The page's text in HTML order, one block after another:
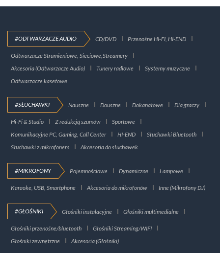
#ODTWARZACZE AUDIO CD/DVD Przenośne HI-FI, HI-END
Odtwarzacze Strumieniowe, Sieciowe,Streamery
Akcesoria (Odtwarzacze Audio)
Tunery radiowe
Systemy muzyczne
Odtwarzacze kasetowe
#SŁUCHAWKI Nauszne Douszne Dokanałowe Dla graczy
Hi-Fi & Studio Z redukcją szumów
Sportowe
Komunikacyjne PC, Gaming, Call Center
HI-END
Słuchawki Bluetooth
Słuchawki z mikrofonem
Akcesoria do słuchawek
#MIKROFONY Pojemnościowe Dynamiczne Lampowe
Karaoke, USB, Smartphone Akcesoria do mikrofonów Inne (Mikrofony DJ)
#GŁOŚNIKI Głośniki instalacyjne Głośniki multimedialne
Głośniki przenośne/bluetooth
Głośniki Streaming/WIFI
Głośniki zewnętrzne
Akcesoria (Głośniki)